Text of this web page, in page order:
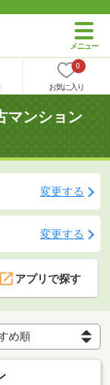
0
お気に入り
マンション
変更する
変更する
アプリで探す